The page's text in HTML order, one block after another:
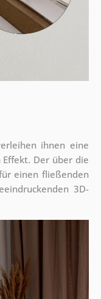
ihnen eine
Der über die
einen fließenden
3D-